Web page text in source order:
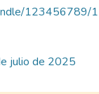
123456789/
julio de 2025